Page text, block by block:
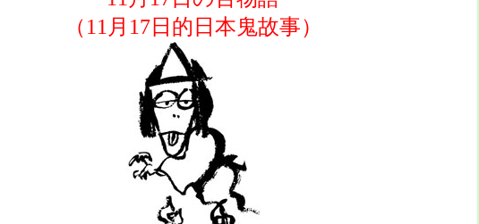
（11月17日的日本鬼故事）